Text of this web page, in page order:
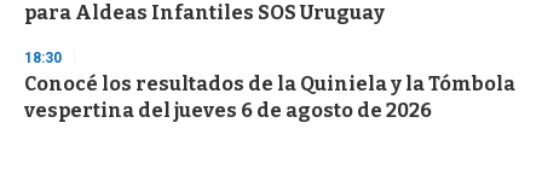
para Aldeas Infantiles SOS Uruguay
18:30
Conocé los resultados de la Quiniela y la Tómbola
vespertina del jueves 6 de agosto de 2026